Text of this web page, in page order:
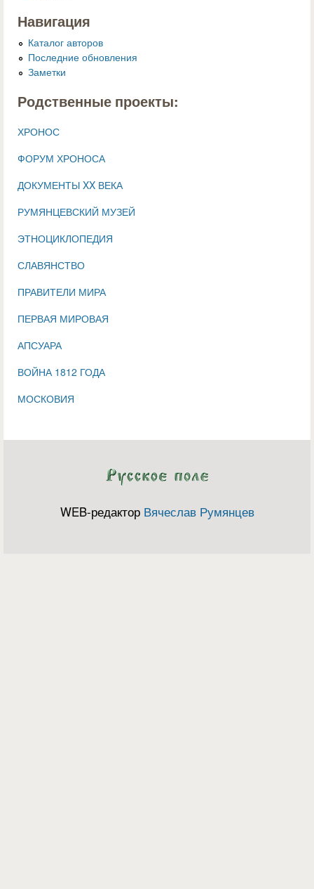
Навигация
Каталог авторов
Последние обновления
Заметки
Родственные проекты:
ХРОНОС
ФОРУМ ХРОНОСА
ДОКУМЕНТЫ XX ВЕКА
РУМЯНЦЕВСКИЙ МУЗЕЙ
ЭТНОЦИКЛОПЕДИЯ
СЛАВЯНСТВО
ПРАВИТЕЛИ МИРА
ПЕРВАЯ МИРОВАЯ
АПСУАРА
ВОЙНА 1812 ГОДА
МОСКОВИЯ
WEB-редактор Вячеслав Румянцев